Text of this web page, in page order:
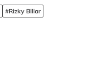
#Rizky Billar